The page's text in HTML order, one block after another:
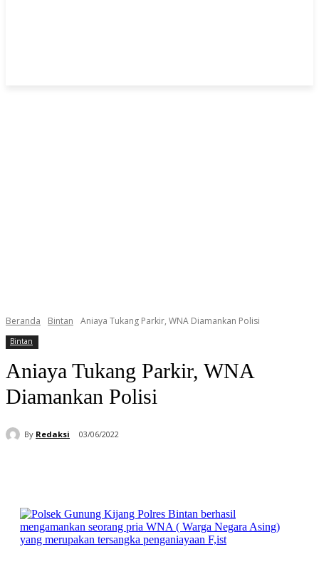
Beranda Bintan Aniaya Tukang Parkir, WNA Diamankan Polisi
Bintan
Aniaya Tukang Parkir, WNA
Diamankan Polisi
By Redaksi 03/06/2022